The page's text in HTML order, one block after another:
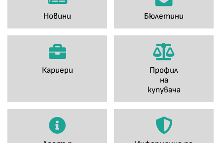
Новини Бюлетини
Кариери
Профил
на
купувача